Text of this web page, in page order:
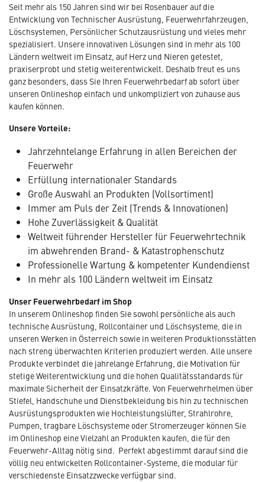
Seit mehr als 150 Jahren sind wir bei Rosenbauer auf die
Entwicklung von Technischer Ausrüstung, Feuerwehrfahrzeugen,
Löschsystemen, Persönlicher Schutzausrüstung und vieles mehr
spezialisiert. Unsere innovativen Lösungen sind in mehr als 100
Ländern weltweit im Einsatz, auf Herz und Nieren getestet,
praxiserprobt und stetig weiterentwickelt. Deshalb freut es uns
ganz besonders, dass Sie Ihren Feuerwehrbedarf ab sofort über
unseren Onlineshop einfach und unkompliziert von zuhause aus
kaufen können.
Unsere Vorteile:
Jahrzehntelange Erfahrung in allen Bereichen der
Feuerwehr
Erfüllung internationaler Standards
Große Auswahl an Produkten (Vollsortiment)
Immer am Puls der Zeit (Trends & Innovationen)
Hohe Zuverlässigkeit & Qualität
Weltweit führender Hersteller für Feuerwehrtechnik
im abwehrenden Brand- & Katastrophenschutz
Professionelle Wartung & kompetenter Kundendienst
In mehr als 100 Ländern weltweit im Einsatz
Unser Feuerwehrbedarf im Shop
In unserem Onlineshop finden Sie sowohl persönliche als auch
technische Ausrüstung, Rollcontainer und Löschsysteme, die in
unseren Werken in Österreich sowie in weiteren Produktionsstätten
nach streng überwachten Kriterien produziert werden. Alle unsere
Produkte verbindet die jahrelange Erfahrung, die Motivation für
stetige Weiterentwicklung und die hohen Qualitätsstandards für
maximale Sicherheit der Einsatzkräfte. Von Feuerwehrhelmen über
Stiefel, Handschuhe und Dienstbekleidung bis hin zu technischen
Ausrüstungsprodukten wie Hochleistungslüfter, Strahlrohre,
Pumpen, tragbare Löschsysteme oder Stromerzeuger können Sie
im Onlineshop eine Vielzahl an Produkten kaufen, die für den
Feuerwehr-Alltag nötig sind. Perfekt abgestimmt darauf sind die
völlig neu entwickelten Rollcontainer-Systeme, die modular für
verschiedenste Einsatzzwecke verfügbar sind.